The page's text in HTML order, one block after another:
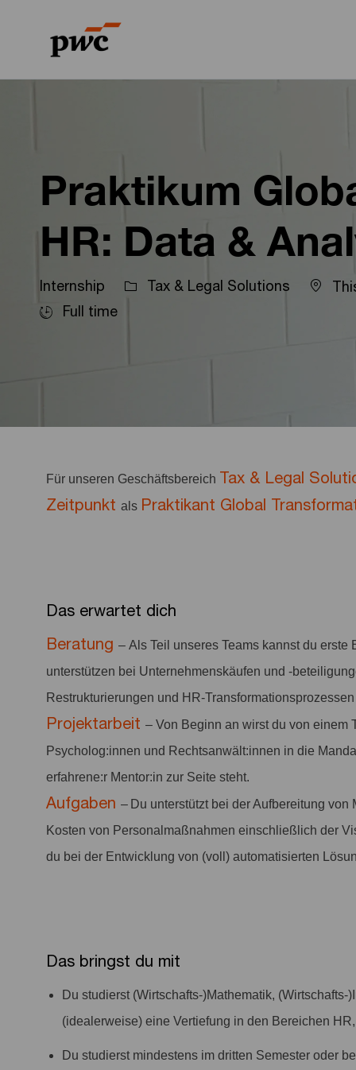
Praktikum
HR: Data &
Internship Tax & Legal Solutions
Full time
Für unseren Geschäftsbereich Tax & Legal
Zeitpunkt als Praktikant Global
Das erwartet dich
Beratung – Als Teil unseres Teams kannst du
unterstützen bei Unternehmenskäufen und -
Restrukturierungen und HR-
Projektarbeit – Von Beginn an wirst du von einem
Psycholog:innen und Rechtsanwält:innen in die
erfahrene:r Mentor:in zur Seite steht.
Aufgaben – Du unterstützt bei der Aufbereitung
Kosten von Personalmaßnahmen einschließlich der
du bei der Entwicklung von (voll) automatisierten
Das bringst du mit
Du studierst (Wirtschafts-)Mathematik,
(idealerweise) eine Vertiefung in den Bereichen
Du studierst mindestens im dritten Semester oder